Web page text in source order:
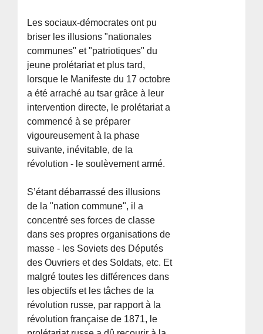
Les sociaux-démocrates ont pu
briser les illusions "nationales
communes" et "patriotiques" du
jeune prolétariat et plus tard,
lorsque le Manifeste du 17 octobre
a été arraché au tsar grâce à leur
intervention directe, le prolétariat a
commencé à se préparer
vigoureusement à la phase
suivante, inévitable, de la
révolution - le soulèvement armé.
S’étant débarrassé des illusions
de la "nation commune", il a
concentré ses forces de classe
dans ses propres organisations de
masse - les Soviets des Députés
des Ouvriers et des Soldats, etc. Et
malgré toutes les différences dans
les objectifs et les tâches de la
révolution russe, par rapport à la
révolution française de 1871, le